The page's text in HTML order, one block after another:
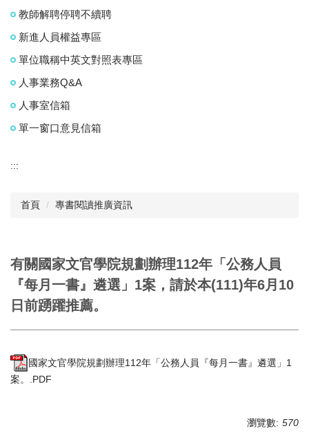
教師解聘停聘不續聘
新進人員權益專區
單位職稱中英文對照表專區
人事業務Q&A
人事室信箱
單一窗口意見信箱
:::
首頁 專書閱讀推廣資訊
有關國家文官學院規劃辦理112年「公務人員
『每月一書』遴選」1案，請於本(111)年6月10
日前踴躍推薦。
國家文官學院規劃辦理112年「公務人員『每月一書』遴選」1
案。.PDF
瀏覽數: 570